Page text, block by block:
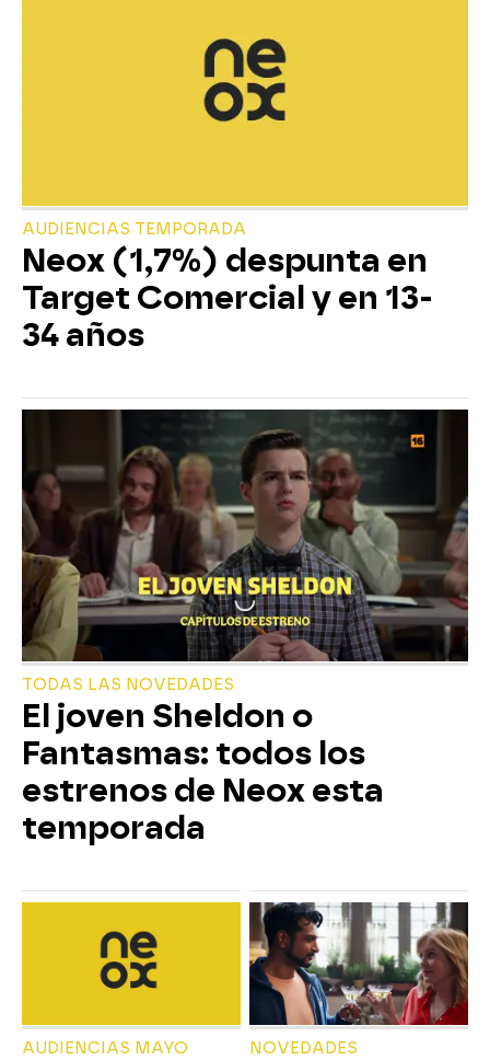
AUDIENCIAS TEMPORADA
Neox (1,7%) despunta en
Target Comercial y en 13-
34 años
TODAS LAS NOVEDADES
El joven Sheldon o
Fantasmas: todos los
estrenos de Neox esta
temporada
AUDIENCIAS MAYO NOVEDADES